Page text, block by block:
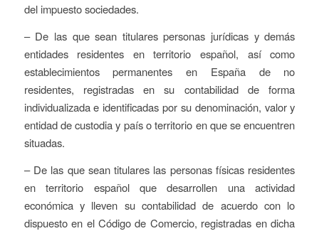
del impuesto sociedades.
– De las que sean titulares personas jurídicas y demás
entidades residentes en territorio español, así como
establecimientos permanentes en España de no
residentes, registradas en su contabilidad de forma
individualizada e identificadas por su denominación, valor y
entidad de custodia y país o territorio en que se encuentren
situadas.
– De las que sean titulares las personas físicas residentes
en territorio español que desarrollen una actividad
económica y lleven su contabilidad de acuerdo con lo
dispuesto en el Código de Comercio, registradas en dicha